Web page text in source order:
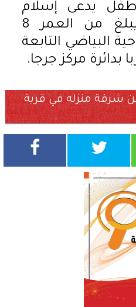
يدعى إسلام
محمود الضبع، يبلغ من العمر 8
البياضي التابعة
بدائرة مركز جرجا.
منزله في قرية